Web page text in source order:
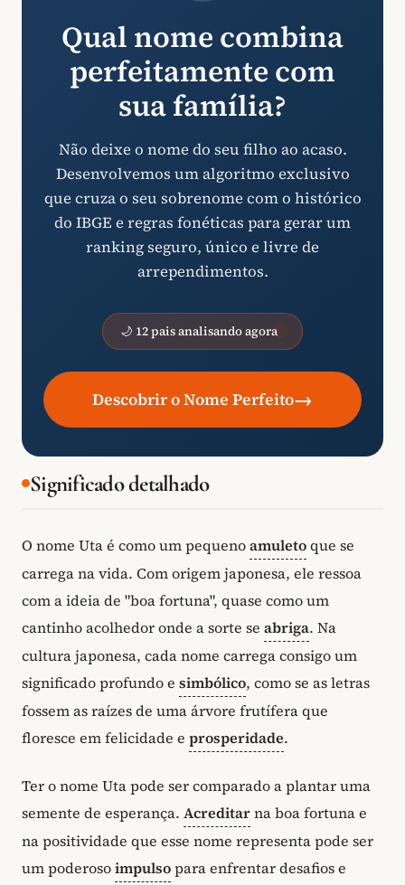
Qual nome combina
perfeitamente com
sua família?
Não deixe o nome do seu filho ao acaso.
Desenvolvemos um algoritmo exclusivo
que cruza o seu sobrenome com o histórico
do IBGE e regras fonéticas para gerar um
ranking seguro, único e livre de
arrependimentos.
🌙 12 pais analisando agora
Descobrir o Nome Perfeito→
Significado detalhado
O nome Uta é como um pequenoamuletoque se
carrega na vida. Com origem japonesa, ele ressoa
com a ideia de "boa fortuna", quase como um
cantinho acolhedor onde a sorte se abriga. Na
cultura japonesa, cada nome carrega consigo um
significado profundo e simbólico, como se as letras
fossem as raízes de uma árvore frutífera que
floresce em felicidade e prosperidade.
Ter o nome Uta pode ser comparado a plantar uma
semente de esperança. Acreditarna boa fortuna e
na positividade que esse nome representa pode ser
um poderosoimpulsopara enfrentar desafios e